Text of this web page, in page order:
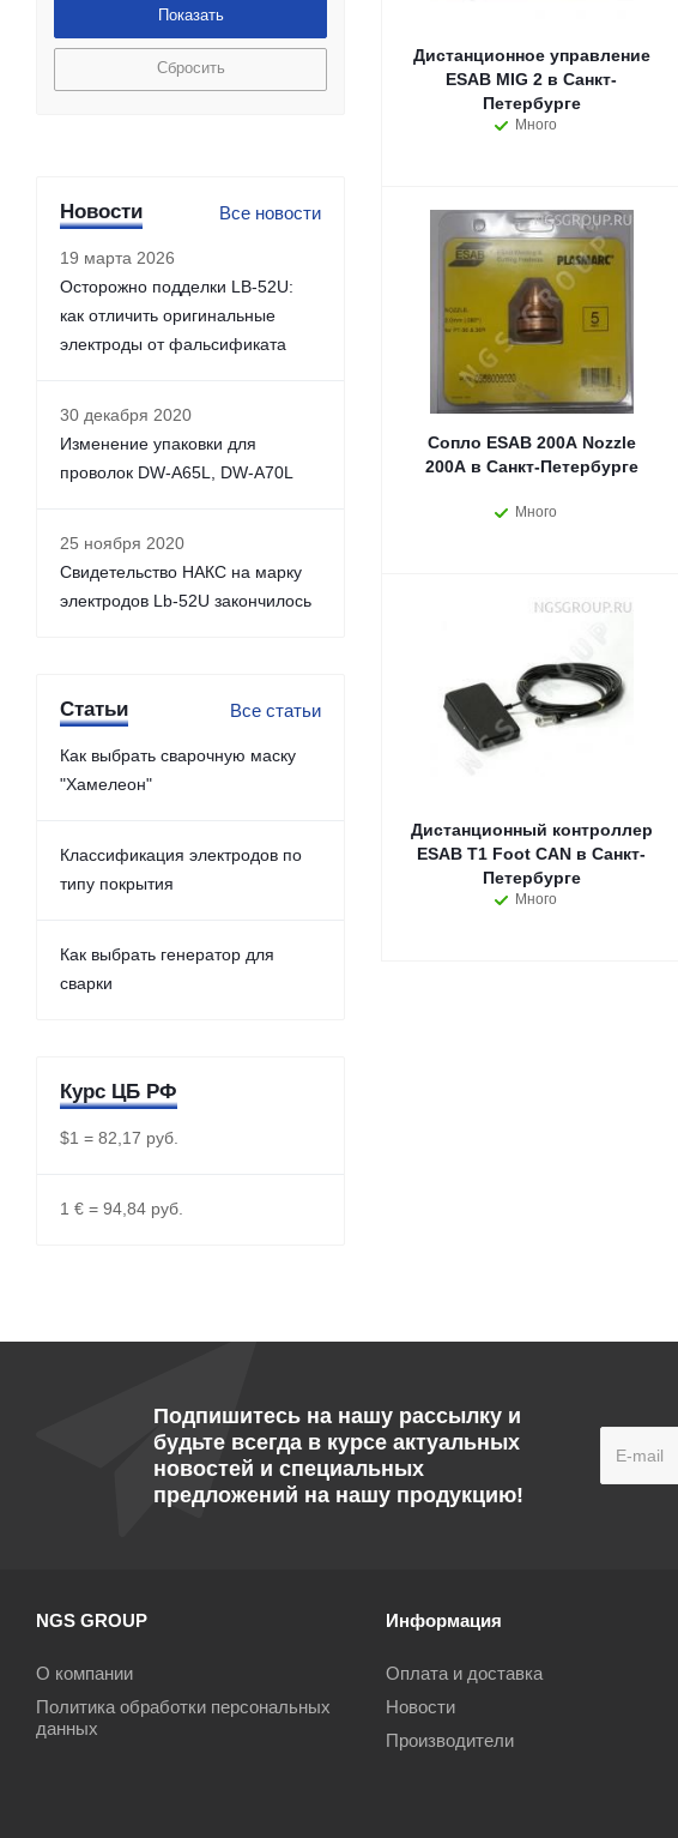
Дистанционное управление
ESAB MIG 2 в Санкт-
Петербурге
Много
Сопло ESAB 200А Nozzle
200A в Санкт-Петербурге
Много
Дистанционный контроллер
ESAB T1 Foot CAN в Санкт-
Петербурге
Много
Сбросить
Новости Все новости
19 марта 2026
Осторожно подделки LB-52U:
как отличить оригинальные
электроды от фальсификата
30 декабря 2020
Изменение упаковки для
проволок DW-A65L, DW-A70L
25 ноября 2020
Свидетельство НАКС на марку
электродов Lb-52U закончилось
Статьи Все статьи
Как выбрать сварочную маску
"Хамелеон"
Классификация электродов по
типу покрытия
Как выбрать генератор для
сварки
Курс ЦБ РФ
$1 = 82,17 руб.
1 € = 94,84 руб.
Подпишитесь на нашу рассылку и
будьте всегда в курсе актуальных
новостей и специальных
предложений на нашу продукцию!
NGS GROUP
О компании
Политика обработки персональных
данных
Информация
Оплата и доставка
Новости
Производители